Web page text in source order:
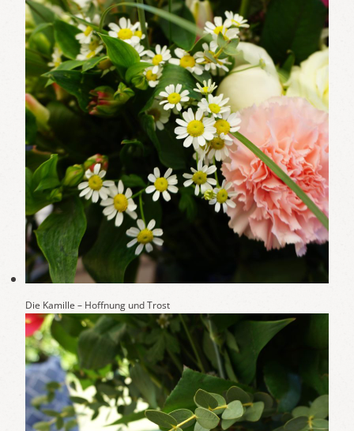
Die Kamille – Hoffnung und Trost